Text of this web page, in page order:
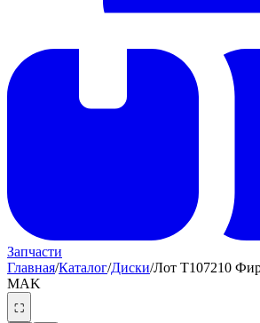
Запчасти
Главная/Каталог/Диски/Лот T107210
MAK
⛶